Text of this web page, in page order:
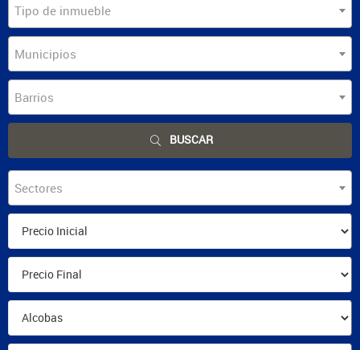
Tipo de inmueble
Municipios
Barrios
BUSCAR
Sectores